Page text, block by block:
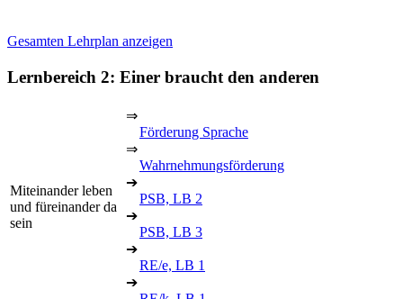
Gesamten Lehrplan anzeigen
Lernbereich 2: Einer braucht den anderen
Miteinander leben
und füreinander da
sein
⇒
Förderung Sprache
⇒
Wahrnehmungsförderung
➔
PSB, LB 2
➔
PSB, LB 3
➔
RE/e, LB 1
➔